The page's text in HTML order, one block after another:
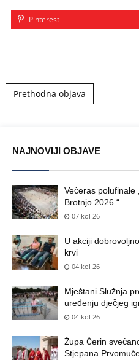
Pinterest
Post navigation
Prethodna objava
NAJNOVIJI OBJAVE
Večeras polufinale
Brotnjo 2026.“
07 kol 26
U akciji
krvi
04 kol 26
Mještani Služnja
uređenju dječjeg
04 kol 26
Župa Čerin
Stjepana